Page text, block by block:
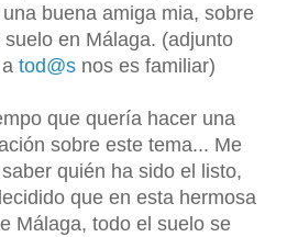
buena amiga mia, sobre
suelo en Málaga. (adjunto
tod@s nos es familiar)
que quería hacer una
sobre este tema... Me
quién ha sido el listo,
que en esta hermosa
Málaga, todo el suelo se